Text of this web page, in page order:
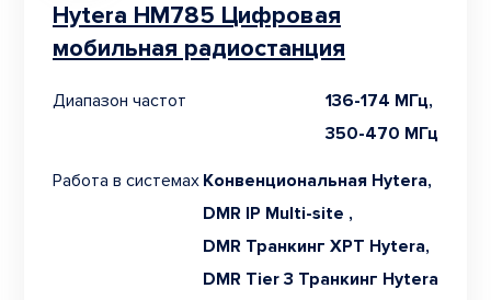
Hytera HM785 Цифровая
мобильная радиостанция
Диапазон частот
136-174 МГц,
350-470 МГц
Работа в системах Конвенциональная Hytera,
DMR IP Multi-site ,
DMR Транкинг XPT Hytera,
DMR Tier 3 Транкинг Hytera